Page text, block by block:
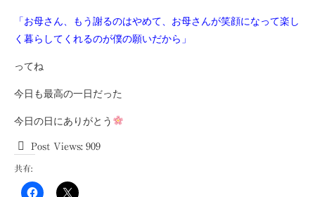
「お母さん、もう謝るのはやめて、お母さんが笑顔になって楽し
く暮らしてくれるのが僕の願いだから」
ってね
今日も最高の一日だった
今日の日にありがとう
Post Views: 909
共有: